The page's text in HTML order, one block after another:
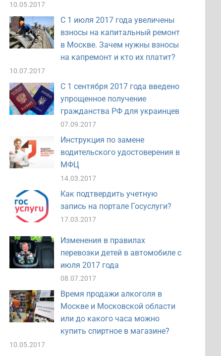
10.05.2017
С 1 июля 2017 года увеличены
взносы на капитальный ремонт
в Москве. Зачем нужны взносы
на капремонт и кто их платит?
10.07.2017
С 1 сентября 2017 года введено
упрощенное получение
гражданства РФ для украинцев
07.09.2017
Инструкция по замене
водительского удостоверения в
МФЦ
14.03.2017
Как подтвердить учетную
запись на портале Госуслуги?
17.03.2017
Изменения в правилах
перевозки детей в автомобиле с
июля 2017 года
08.07.2017
Время продажи алкоголя в
Москве и Московской области
или до какого часа можно
купить спиртное в магазине?
10.05.2017